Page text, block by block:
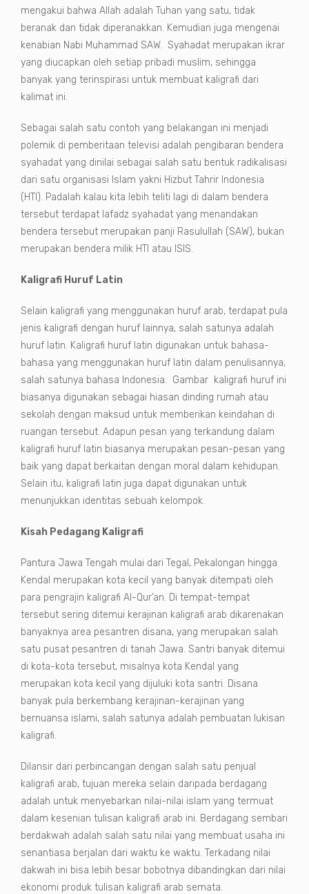
mengakui bahwa Allah adalah Tuhan yang satu, tidak
beranak dan tidak diperanakkan. Kemudian juga mengenai
kenabian Nabi Muhammad SAW. Syahadat merupakan ikrar
yang diucapkan oleh setiap pribadi muslim, sehingga
banyak yang terinspirasi untuk membuat kaligrafi dari
kalimat ini.
Sebagai salah satu contoh yang belakangan ini menjadi
polemik di pemberitaan televisi adalah pengibaran bendera
syahadat yang dinilai sebagai salah satu bentuk radikalisasi
dari satu organisasi Islam yakni Hizbut Tahrir Indonesia
(HTI). Padalah kalau kita lebih teliti lagi di dalam bendera
tersebut terdapat lafadz syahadat yang menandakan
bendera tersebut merupakan panji Rasulullah (SAW), bukan
merupakan bendera milik HTI atau ISIS.
Kaligrafi Huruf Latin
Selain kaligrafi yang menggunakan huruf arab, terdapat pula
jenis kaligrafi dengan huruf lainnya, salah satunya adalah
huruf latin. Kaligrafi huruf latin digunakan untuk bahasa-
bahasa yang menggunakan huruf latin dalam penulisannya,
salah satunya bahasa Indonesia. Gambar kaligrafi huruf ini
biasanya digunakan sebagai hiasan dinding rumah atau
sekolah dengan maksud untuk memberikan keindahan di
ruangan tersebut. Adapun pesan yang terkandung dalam
kaligrafi huruf latin biasanya merupakan pesan-pesan yang
baik yang dapat berkaitan dengan moral dalam kehidupan.
Selain itu, kaligrafi latin juga dapat digunakan untuk
menunjukkan identitas sebuah kelompok.
Kisah Pedagang Kaligrafi
Pantura Jawa Tengah mulai dari Tegal, Pekalongan hingga
Kendal merupakan kota kecil yang banyak ditempati oleh
para pengrajin kaligrafi Al-Qur’an. Di tempat-tempat
tersebut sering ditemui kerajinan kaligrafi arab dikarenakan
banyaknya area pesantren disana, yang merupakan salah
satu pusat pesantren di tanah Jawa. Santri banyak ditemui
di kota-kota tersebut, misalnya kota Kendal yang
merupakan kota kecil yang dijuluki kota santri. Disana
banyak pula berkembang kerajinan-kerajinan yang
bernuansa islami, salah satunya adalah pembuatan lukisan
kaligrafi.
Dilansir dari perbincangan dengan salah satu penjual
kaligrafi arab, tujuan mereka selain daripada berdagang
adalah untuk menyebarkan nilai-nilai islam yang termuat
dalam kesenian tulisan kaligrafi arab ini. Berdagang sembari
berdakwah adalah salah satu nilai yang membuat usaha ini
senantiasa berjalan dari waktu ke waktu. Terkadang nilai
dakwah ini bisa lebih besar bobotnya dibandingkan dari nilai
ekonomi produk tulisan kaligrafi arab semata.